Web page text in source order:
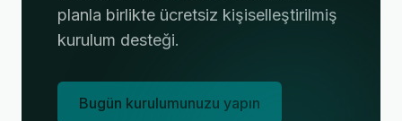
planla birlikte ücretsiz kişiselleştirilmiş
kurulum desteği.
Bugün kurulumunuzu yapın